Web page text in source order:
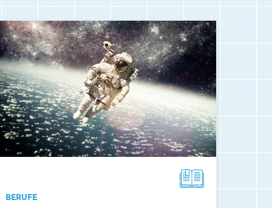
BERUFE